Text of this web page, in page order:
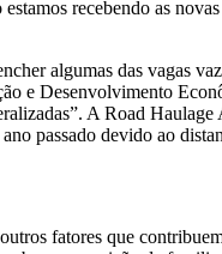
recebendo as
algumas das vagas
e Desenvolvimento
A Road
passado devido ao
fatores que